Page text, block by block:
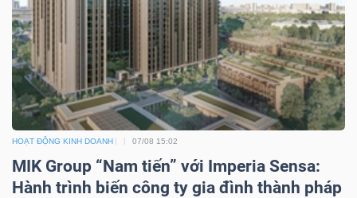
HOẠT ĐỘNG KINH DOANH 07/08 15:02
MIK Group “Nam tiến” với Imperia Sensa:
Hành trình biến công ty gia đình thành pháp
TRÁI
PHIẾU
CÔNG
CỤ
ĐẦU
TƯ